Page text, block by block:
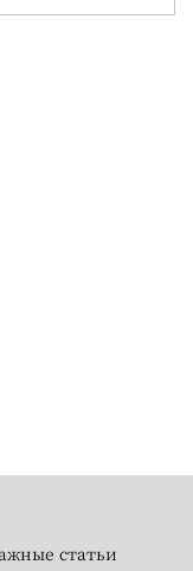
статьи